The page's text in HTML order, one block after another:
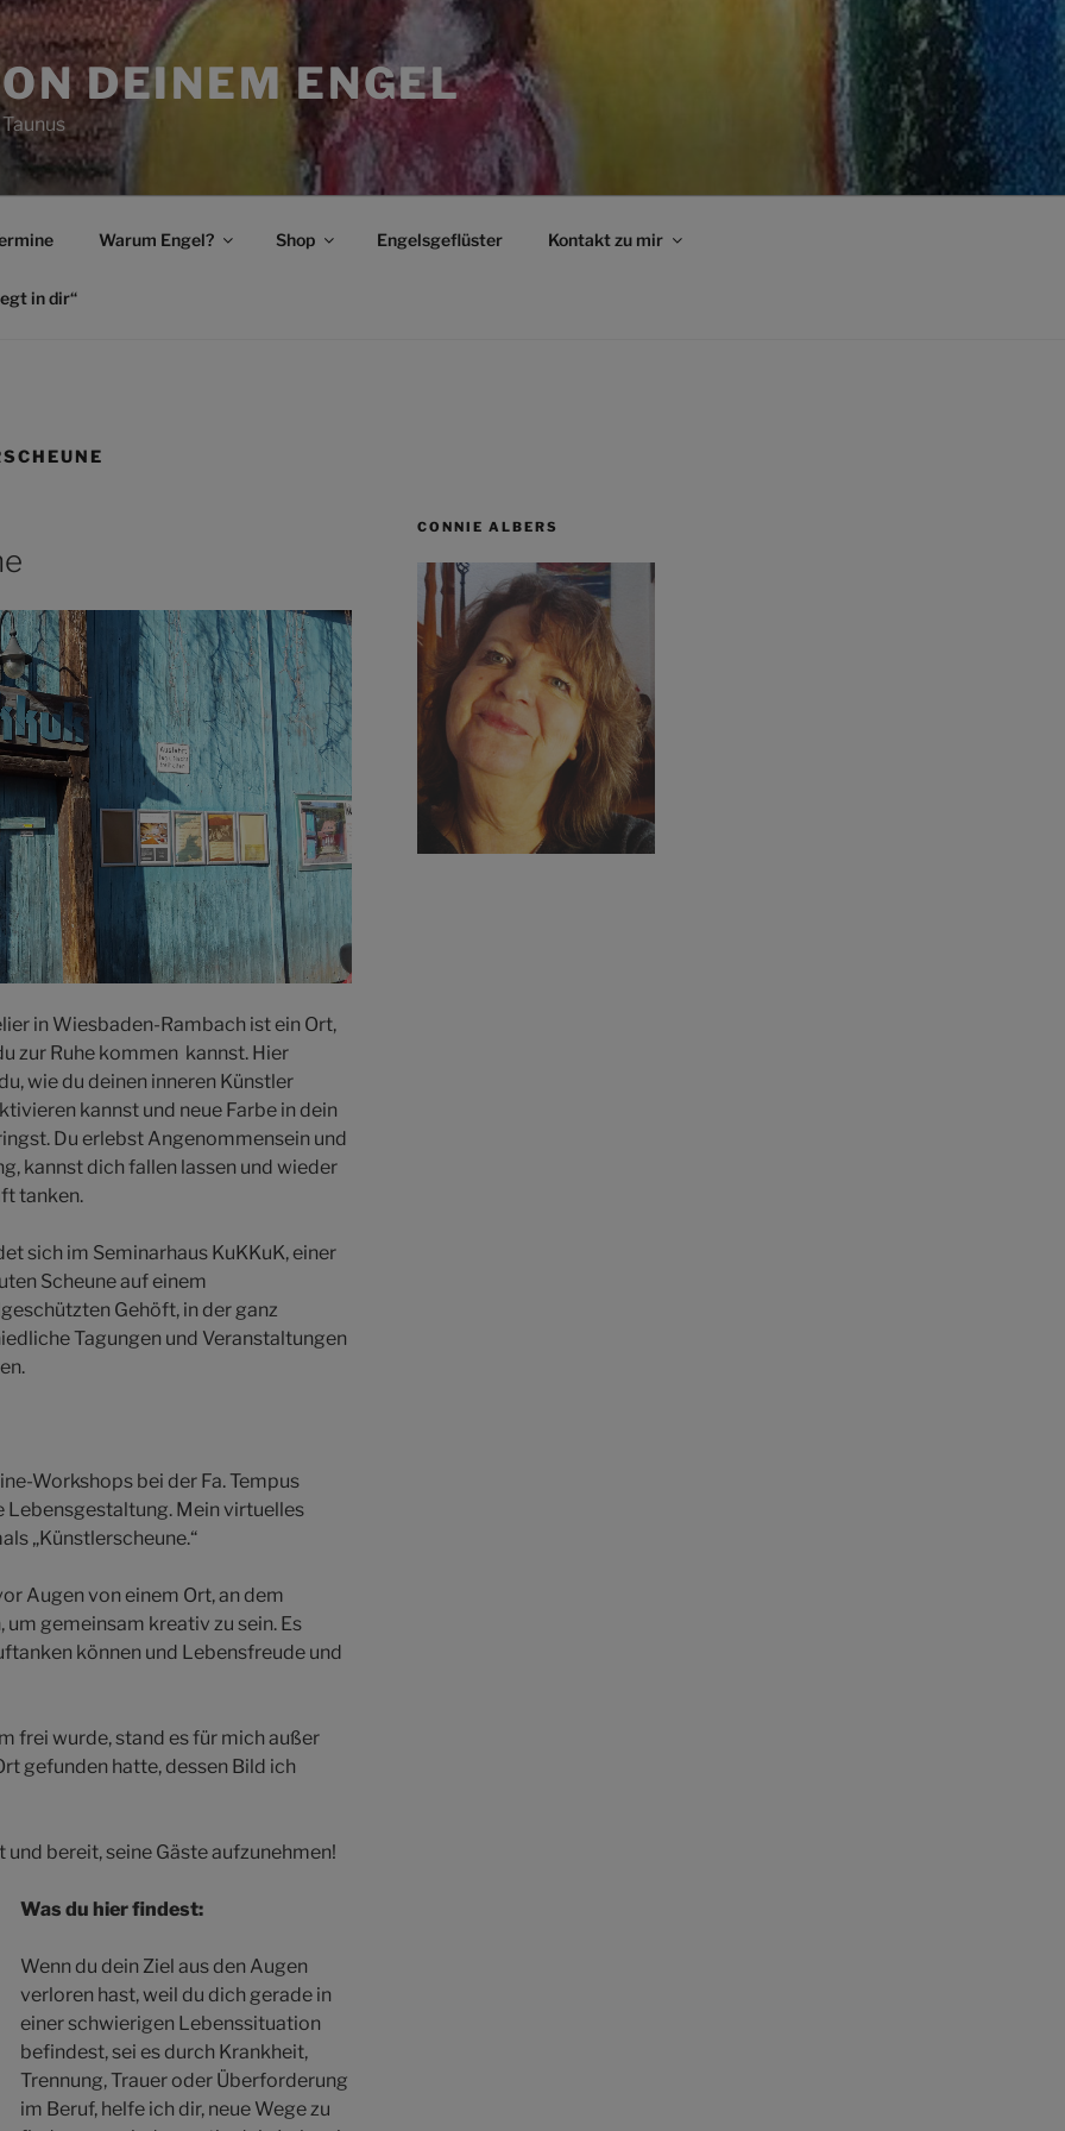
DEINEM ENGEL
Warum Engel? Shop Engelsgeflüster Kontakt zu mir
in dir“
in Wiesbaden-Rambach ist ein Ort,
zur Ruhe kommen kannst. Hier
wie du deinen inneren Künstler
kannst und neue Farbe in dein
Du erlebst Angenommensein und
kannst dich fallen lassen und wieder
tanken.
sich im Seminarhaus KuKKuK, einer
Scheune auf einem
Gehöft, in der ganz
Tagungen und Veranstaltungen
Workshops bei der Fa. Tempus
Lebensgestaltung. Mein virtuelles
„Künstlerscheune.“
Augen von einem Ort, an dem
gemeinsam kreativ zu sein. Es
können und Lebensfreude und
frei wurde, stand es für mich außer
gefunden hatte, dessen Bild ich
bereit, seine Gäste aufzunehmen!
Was du hier findest:
Wenn du dein Ziel aus den Augen
verloren hast, weil du dich gerade in
einer schwierigen Lebenssituation
befindest, sei es durch Krankheit,
Trennung, Trauer oder Überforderung
im Beruf, helfe ich dir, neue Wege zu
CONNIE ALBERS